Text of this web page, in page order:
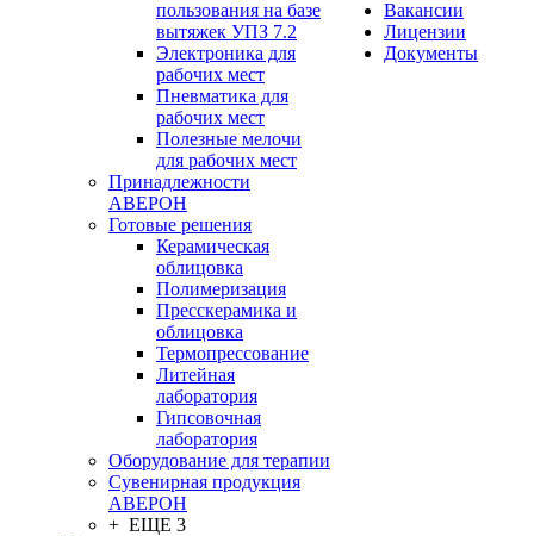
пользования на базе
вытяжек УПЗ 7.2
Электроника для
рабочих мест
Пневматика для
рабочих мест
Полезные мелочи
для рабочих мест
Принадлежности
АВЕРОН
Готовые решения
Керамическая
облицовка
Полимеризация
Пресскерамика и
облицовка
Термопрессование
Литейная
лаборатория
Гипсовочная
лаборатория
Оборудование для терапии
Сувенирная продукция
АВЕРОН
+ ЕЩЕ 3
Вакансии
Лицензии
Документы